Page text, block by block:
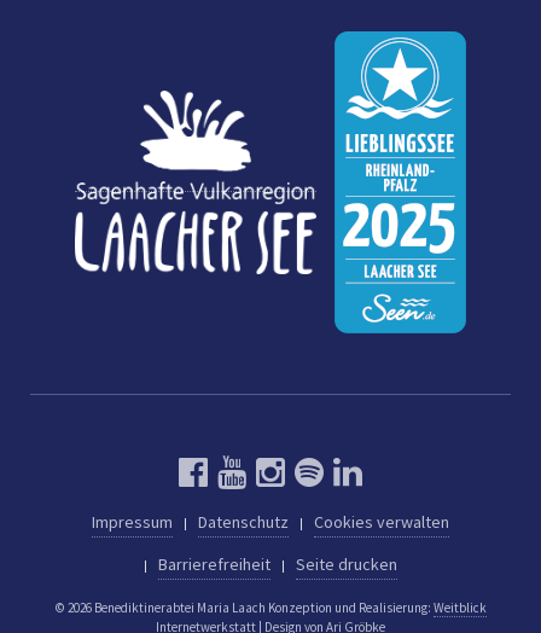
Impressum Datenschutz
Cookies verwalten
Barrierefreiheit
Seite drucken
© 2026 Benediktinerabtei Maria Laach Konzeption und Realisierung: Weitblick
Internetwerkstatt | Design von Ari Gröbke